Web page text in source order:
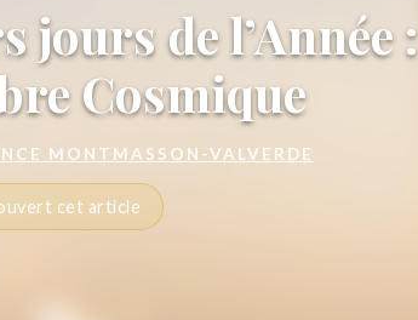
jours de l’Année :
Cosmique
MONTMASSON-VALVERDE
cet article